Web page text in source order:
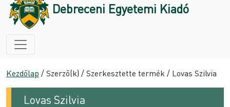
Debreceni Egyetemi Kiadó
Kezdőlap / Szerző(k) / Szerkesztette termék / Lovas Szilvia
Lovas Szilvia